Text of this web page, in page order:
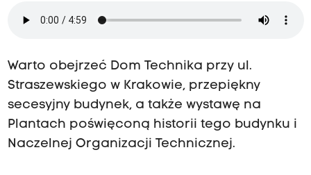
Warto obejrzeć Dom Technika przy ul.
Straszewskiego w Krakowie, przepiękny
secesyjny budynek, a także wystawę na
Plantach poświęconą historii tego budynku i
Naczelnej Organizacji Technicznej.